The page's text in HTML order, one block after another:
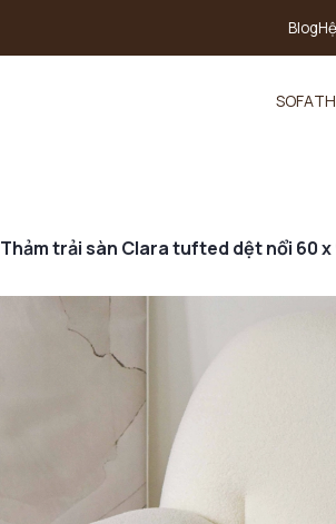
Blog
SOFA
Thảm trải sàn Clara tufted dệt nổi 60 x